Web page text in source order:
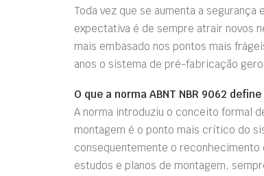
Toda vez que se aumenta a
expectativa é de sempre atrair novos
mais embasado nos pontos mais
anos o sistema de pré-fabricação
O que a norma ABNT NBR 9062
A norma introduziu o conceito formal
montagem é o ponto mais crítico do
consequentemente o
estudos e planos de montagem,